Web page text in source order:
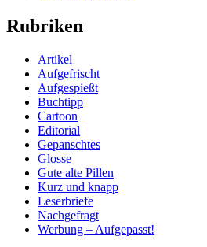
Rubriken
Artikel
Aufgefrischt
Aufgespießt
Buchtipp
Cartoon
Editorial
Gepanschtes
Glosse
Gute alte Pillen
Kurz und knapp
Leserbriefe
Nachgefragt
Werbung – Aufgepasst!